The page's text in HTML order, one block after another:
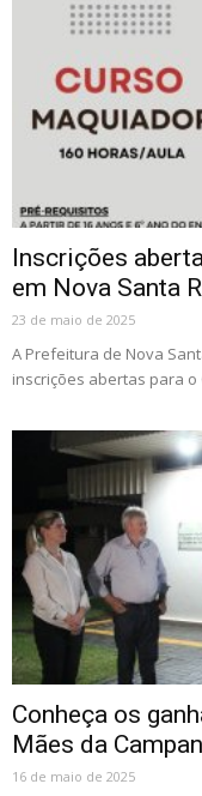
Inscrições
em Nova Santa
23 de maio de 2025
A Prefeitura de Nova
inscrições abertas para
Conheça os
Mães da
16 de maio de 2025